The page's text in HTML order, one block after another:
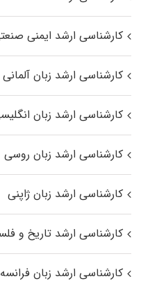
کارشناسی ارشد ایمنی
کارشناسی ارشد زبان آلمانی
کارشناسی ارشد زبان
کارشناسی ارشد زبان روسی
کارشناسی ارشد زبان ژاپنی
کارشناسی ارشد تاریخ و
کارشناسی ارشد زبان فرانسه